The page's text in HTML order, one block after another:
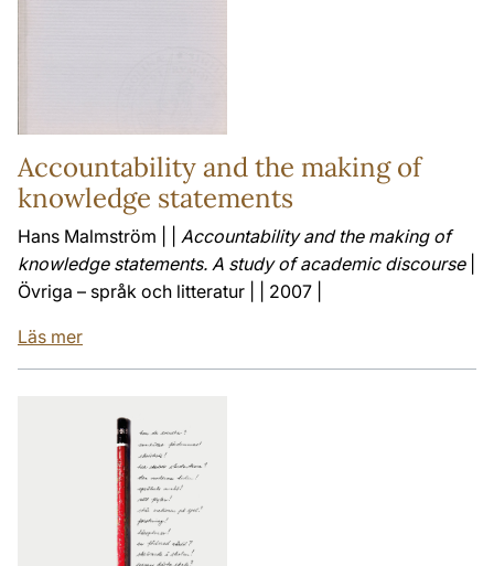
Accountability and the making of
knowledge statements
Hans Malmström | | Accountability and the making of
knowledge statements. A study of academic discourse|
Övriga – språk och litteratur | | 2007 |
Läs mer